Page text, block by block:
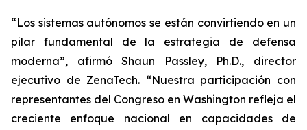
“Los sistemas autónomos se están convirtiendo en un
pilar fundamental de la estrategia de defensa
moderna”, afirmó Shaun Passley, Ph.D., director
ejecutivo de ZenaTech. “Nuestra participación con
representantes del Congreso en Washington refleja el
creciente enfoque nacional en capacidades de